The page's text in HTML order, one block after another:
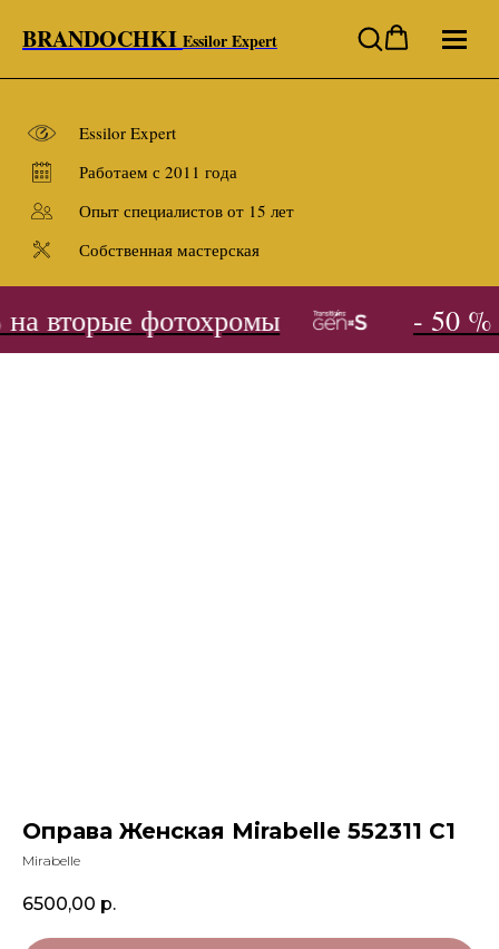
BRANDOCHKI Essilor Expert
Essilor Expert
Работаем с 2011 года
Опыт специалистов от 15 лет
Собственная мастерская
вторые фотохромы - 50 %
Оправа Женская Mirabelle 552311 С1
Mirabelle
6500,00 р.